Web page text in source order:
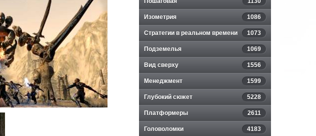
Изометрия 1086
Стратегии в реальном времени 1073
Подземелья 1069
Вид сверху 1556
Менеджмент 1599
Глубокий сюжет 5228
Платформеры 2611
Головоломки 4183